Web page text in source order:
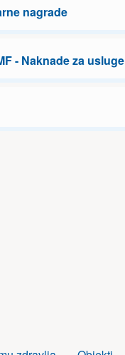
nagrade
- Naknade za